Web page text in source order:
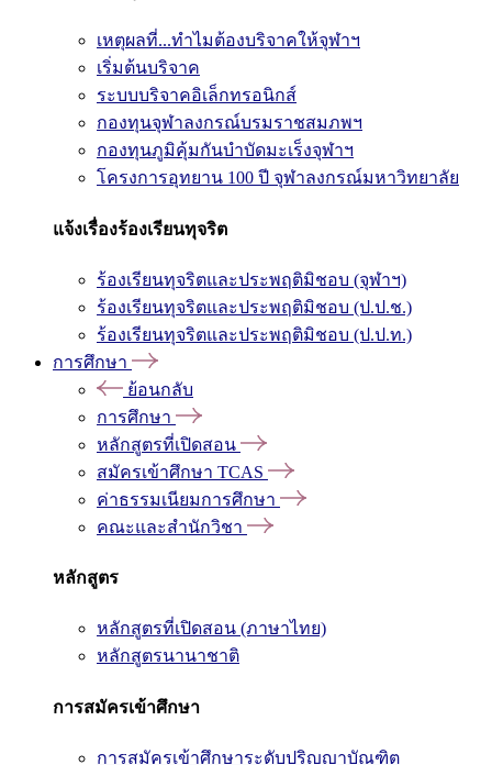
เหตุผลที่...ทำไมต้องบริจาคให้จุฬาฯ
เริ่มต้นบริจาค
ระบบบริจาคอิเล็กทรอนิกส์
กองทุนจุฬาลงกรณ์บรมราชสมภพฯ
กองทุนภูมิคุ้มกันบำบัดมะเร็งจุฬาฯ
โครงการอุทยาน 100 ปี จุฬาลงกรณ์มหาวิทยาลัย
แจ้งเรื่องร้องเรียนทุจริต
ร้องเรียนทุจริตและประพฤติมิชอบ (จุฬาฯ)
ร้องเรียนทุจริตและประพฤติมิชอบ (ป.ป.ช.)
ร้องเรียนทุจริตและประพฤติมิชอบ (ป.ป.ท.)
การศึกษา
ย้อนกลับ
การศึกษา
หลักสูตรที่เปิดสอน
สมัครเข้าศึกษา TCAS
ค่าธรรมเนียมการศึกษา
คณะและสำนักวิชา
หลักสูตร
หลักสูตรที่เปิดสอน (ภาษาไทย)
หลักสูตรนานาชาติ
การสมัครเข้าศึกษา
การสมัครเข้าศึกษาระดับปริญญาบัณฑิต